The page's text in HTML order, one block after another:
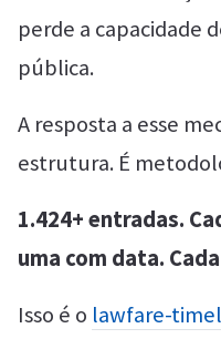
perde a capacidade
pública.
A resposta a esse
estrutura. É
1.424+ entradas.
uma com data.
Isso é o lawfare-